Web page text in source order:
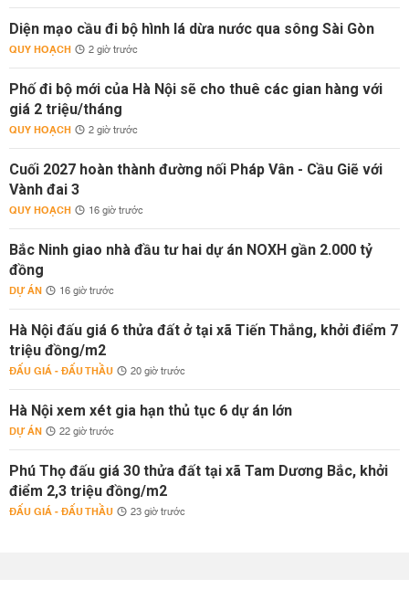
Diện mạo cầu đi bộ hình lá dừa nước qua sông Sài Gòn
QUY HOẠCH 2 giờ trước
Phố đi bộ mới của Hà Nội sẽ cho thuê các gian hàng với
giá 2 triệu/tháng
QUY HOẠCH 2 giờ trước
Cuối 2027 hoàn thành đường nối Pháp Vân - Cầu Giẽ với
Vành đai 3
QUY HOẠCH 16 giờ trước
Bắc Ninh giao nhà đầu tư hai dự án NOXH gần 2.000 tỷ
đồng
DỰ ÁN 16 giờ trước
Hà Nội đấu giá 6 thửa đất ở tại xã Tiến Thắng, khởi điểm 7
triệu đồng/m2
ĐẤU GIÁ - ĐẤU THẦU 20 giờ trước
Hà Nội xem xét gia hạn thủ tục 6 dự án lớn
DỰ ÁN 22 giờ trước
Phú Thọ đấu giá 30 thửa đất tại xã Tam Dương Bắc, khởi
điểm 2,3 triệu đồng/m2
ĐẤU GIÁ - ĐẤU THẦU 23 giờ trước